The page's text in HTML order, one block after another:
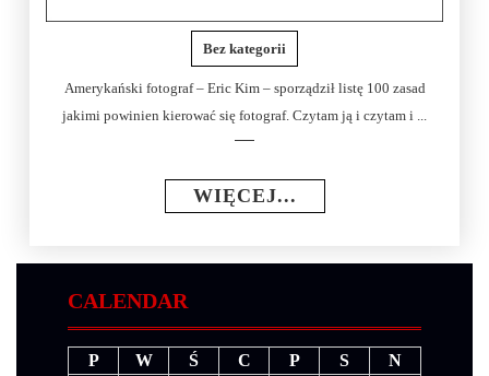
Bez kategorii
Amerykański fotograf – Eric Kim – sporządził listę 100 zasad
jakimi powinien kierować się fotograf. Czytam ją i czytam i ...
WIĘCEJ...
CALENDAR
P W Ś C P S
N